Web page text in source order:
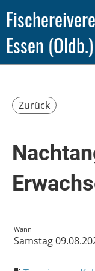
Essen
Zurück
Wann
Samstag